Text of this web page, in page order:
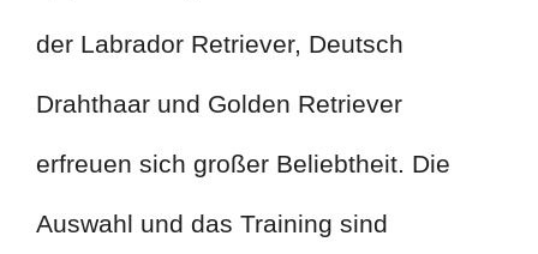
der Labrador Retriever, Deutsch
Drahthaar und Golden Retriever
erfreuen sich großer Beliebtheit. Die
Auswahl und das Training sind